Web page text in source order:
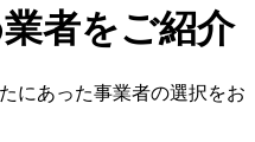
者をご紹介
にあった事業者の選択をお